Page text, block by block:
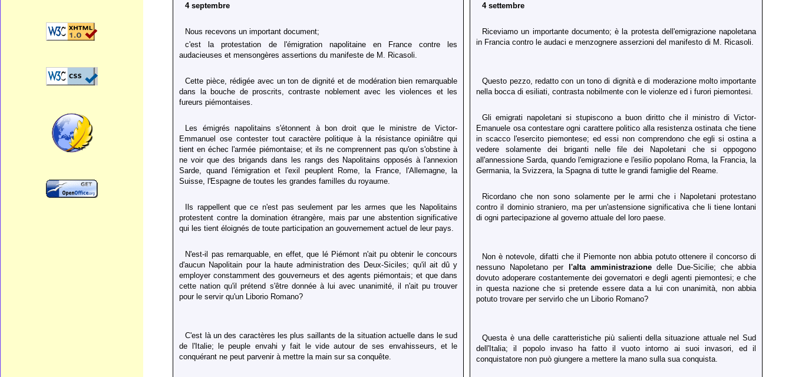
4 septembre
Nous recevons un important document;
c'est la protestation de l'émigration napolitaine en France contre les
audacieuses et mensongères assertions du manifeste de M. Ricasoli.
Cette pièce, rédigée avec un ton de dignité et de modération bien remarquable
dans la bouche de proscrits, contraste noblement avec les violences et les
fureurs piémontaises.
Les émigrés napolitains s'étonnent à bon droit que le ministre de Victor-
Emmanuel ose contester tout caractère politique à la résistance opiniâtre qui
tient en échec l'armée piémontaise; et ils ne comprennent pas qu'on s'obstine à
ne voir que des brigands dans les rangs des Napolitains opposés à l'annexion
Sarde, quand l'émigration et l'exil peuplent Rome, la France, l'Allemagne, la
Suisse, l'Espagne de toutes les grandes familles du royaume.
Ils rappellent que ce n'est pas seulement par les armes que les Napolitains
protestent contre la domination étrangère, mais par une abstention significative
qui les tient éloignés de toute participation an gouvernement actuel de leur pays.
N'est-il pas remarquable, en effet, que lé Piémont n'ait pu obtenir le concours
d'aucun Napolitain pour la haute administration des Deux-Siciles; qu'il ait dû y
employer constamment des gouverneurs et des agents piémontais; et que dans
cette nation qu'il prétend s'être donnée à lui avec unanimité, il n'ait pu trouver
pour le servir qu'un Liborio Romano?
C'est là un des caractères les plus saillants de la situation actuelle dans le sud
de l'Italie; le peuple envahi y fait le vide autour de ses envahisseurs, et le
conquérant ne peut parvenir à mettre la main sur sa conquête.
4 settembre
Riceviamo un importante documento; è la protesta dell'emigrazione napoletana
in Francia contro le audaci e menzognere asserzioni del manifesto di M. Ricasoli.
Questo pezzo, redatto con un tono di dignità e di moderazione molto importante
nella bocca di esiliati, contrasta nobilmente con le violenze ed i furori piemontesi.
Gli emigrati napoletani si stupiscono a buon diritto che il ministro di Victor-
Emanuele osa contestare ogni carattere politico alla resistenza ostinata che tiene
in scacco l'esercito piemontese; ed essi non comprendono che egli si ostina a
vedere solamente dei briganti nelle file dei Napoletani che si oppogono
all'annessione Sarda, quando l'emigrazione e l'esilio popolano Roma, la Francia, la
Germania, la Svizzera, la Spagna di tutte le grandi famiglie del Reame.
Ricordano che non sono solamente per le armi che i Napoletani protestano
contro il dominio straniero, ma per un'astensione significativa che li tiene lontani
di ogni partecipazione al governo attuale del loro paese.
Non è notevole, difatti che il Piemonte non abbia potuto ottenere il concorso di
nessuno Napoletano per l'alta amministrazionedelle Due-Sicilie; che abbia
dovuto adoperare costantemente dei governatori e degli agenti piemontesi; e che
in questa nazione che si pretende essere data a lui con unanimità, non abbia
potuto trovare per servirlo che un Liborio Romano?
Questa è una delle caratteristiche più salienti della situazione attuale nel Sud
dell'Italia; il popolo invaso ha fatto il vuoto intorno ai suoi invasori, ed il
conquistatore non può giungere a mettere la mano sulla sua conquista.